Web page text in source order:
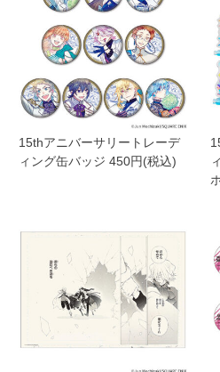
15thアニバーサリートレーデ
ィング⽸バッジ 450円(税込)